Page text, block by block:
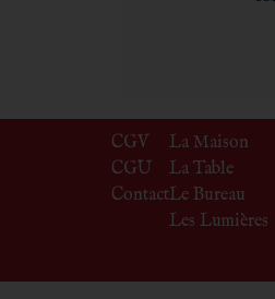
CGV
CGU
Contact
La Maison
La Table
Le Bureau
Les Lumières